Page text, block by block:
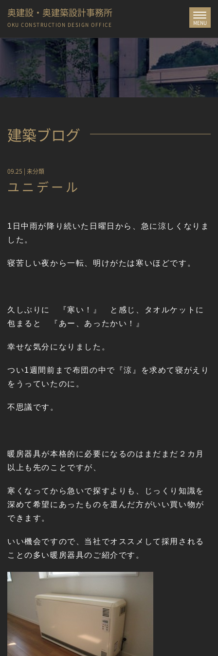
Toggle
MENU
奥建設・奥建築設計事務所
OKU CONSTRUCTION DESIGN OFFICE
建築ブログ
09.25 | 未分類
ユニデール
1日中雨が降り続いた日曜日から、急に涼しくなりま
した。
寝苦しい夜から一転、明けがたは寒いほどです。
久しぶりに 『寒い！』 と感じ、タオルケットに
包まると 『あー、あったかい！』
幸せな気分になりました。
つい1週間前まで布団の中で『涼』を求めて寝がえり
をうっていたのに。
不思議です。
暖房器具が本格的に必要になるのはまだまだ２カ月
以上も先のことですが、
寒くなってから急いで探すよりも、じっくり知識を
深めて希望にあったものを選んだ方がいい買い物が
できます。
いい機会ですので、当社でオススメして採用される
ことの多い暖房器具のご紹介です。